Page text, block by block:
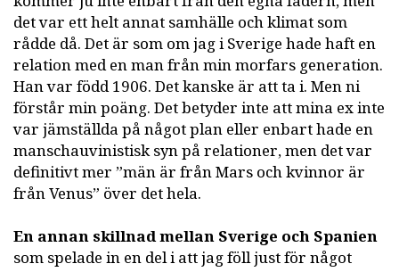
det var ett helt annat samhälle och klimat som
rådde då. Det är som om jag i Sverige hade haft en
relation med en man från min morfars generation.
Han var född 1906. Det kanske är att ta i. Men ni
förstår min poäng. Det betyder inte att mina ex inte
var jämställda på något plan eller enbart hade en
manschauvinistisk syn på relationer, men det var
definitivt mer ”män är från Mars och kvinnor är
från Venus” över det hela.
En annan skillnad mellan Sverige och Spanien
som spelade in en del i att jag föll just för något